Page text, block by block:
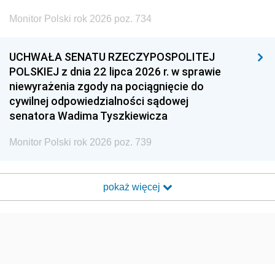
Monitor Polski rok 2026 poz. 734
UCHWAŁA SENATU RZECZYPOSPOLITEJ
POLSKIEJ z dnia 22 lipca 2026 r. w sprawie
niewyrażenia zgody na pociągnięcie do
cywilnej odpowiedzialności sądowej
senatora Wadima Tyszkiewicza
Monitor Polski rok 2026 poz. 739
pokaż więcej